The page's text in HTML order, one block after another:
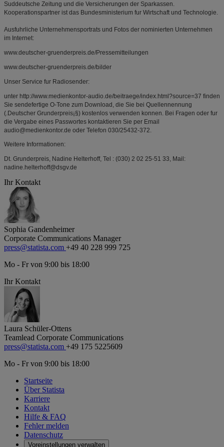
Suddeutsche Zeitung und die Versicherungen der Sparkassen.
Kooperationspartner ist das Bundesministerium fur Wirtschaft und Technologie.
Ausfuhrliche Unternehmensportrats und Fotos der nominierten Unternehmen
im Internet:
www.deutscher-gruenderpreis.de/Pressemitteilungen
www.deutscher-gruenderpreis.de/bilder
Unser Service fur Radiosender:
unter http://www.medienkontor-audio.de/beitraege/index.html?source=37 finden
Sie sendefertige O-Tone zum Download, die Sie bei Quellennennung
(.Deutscher Grunderpreis¡§) kostenlos verwenden konnen. Bei Fragen oder fur
die Vergabe eines Passwortes kontaktieren Sie per Email
audio@medienkontor.de oder Telefon 030/25432-372.
Weitere Informationen:
Dt. Grunderpreis, Nadine Helterhoff, Tel : (030) 2 02 25-51 33, Mail:
nadine.helterhoff@dsgv.de
Ihr Kontakt
Sophia Gandenheimer
Corporate Communications Manager
press@statista.com +49 40 228 999 725
Mo - Fr von 9:00 bis 18:00
Ihr Kontakt
Laura Schüler-Ottens
Teamlead Corporate Communications
press@statista.com +49 175 5225609
Mo - Fr von 9:00 bis 18:00
Startseite
Über Statista
Karriere
Kontakt
Hilfe & FAQ
Fehler melden
Datenschutz
Voreinstellungen verwalten